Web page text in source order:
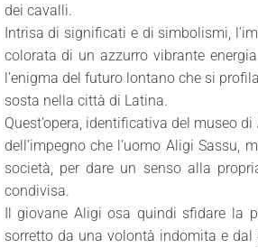
dei cavalli.
Intrisa di significati e di simbolismi,
colorata di un azzurro vibrante
l’enigma del futuro lontano che si
sosta nella città di Latina.
Quest’opera, identificativa del museo
dell’impegno che l’uomo Aligi
società, per dare un senso alla
condivisa.
Il giovane Aligi osa quindi sfidare la
sorretto da una volontà indomita e